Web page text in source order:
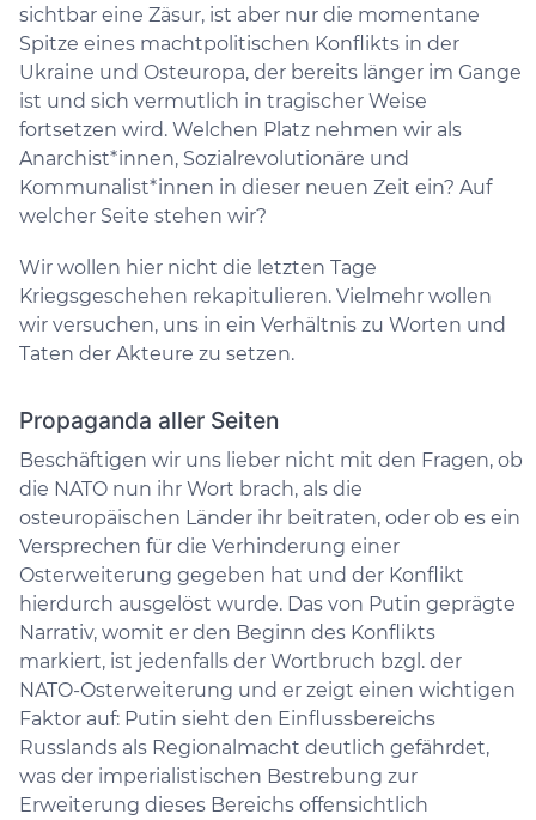
sichtbar eine Zäsur, ist aber nur die momentane
Spitze eines machtpolitischen Konflikts in der
Ukraine und Osteuropa, der bereits länger im Gange
ist und sich vermutlich in tragischer Weise
fortsetzen wird. Welchen Platz nehmen wir als
Anarchist*innen, Sozialrevolutionäre und
Kommunalist*innen in dieser neuen Zeit ein? Auf
welcher Seite stehen wir?
Wir wollen hier nicht die letzten Tage
Kriegsgeschehen rekapitulieren. Vielmehr wollen
wir versuchen, uns in ein Verhältnis zu Worten und
Taten der Akteure zu setzen.
Propaganda aller Seiten
Beschäftigen wir uns lieber nicht mit den Fragen, ob
die NATO nun ihr Wort brach, als die
osteuropäischen Länder ihr beitraten, oder ob es ein
Versprechen für die Verhinderung einer
Osterweiterung gegeben hat und der Konflikt
hierdurch ausgelöst wurde. Das von Putin geprägte
Narrativ, womit er den Beginn des Konflikts
markiert, ist jedenfalls der Wortbruch bzgl. der
NATO-Osterweiterung und er zeigt einen wichtigen
Faktor auf: Putin sieht den Einflussbereichs
Russlands als Regionalmacht deutlich gefährdet,
was der imperialistischen Bestrebung zur
Erweiterung dieses Bereichs offensichtlich